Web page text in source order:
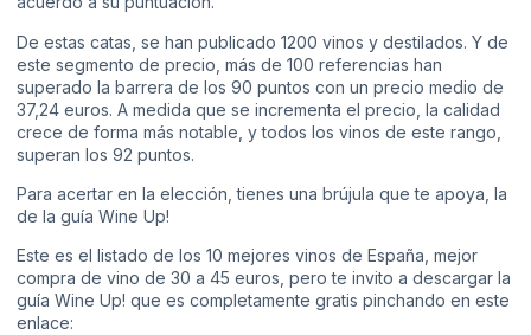
De estas catas, se han publicado 1200 vinos y destilados. Y de
este segmento de precio, más de 100 referencias han
superado la barrera de los 90 puntos con un precio medio de
37,24 euros. A medida que se incrementa el precio, la calidad
crece de forma más notable, y todos los vinos de este rango,
superan los 92 puntos.
Para acertar en la elección, tienes una brújula que te apoya, la
de la guía Wine Up!
Este es el listado de los 10 mejores vinos de España, mejor
compra de vino de 30 a 45 euros, pero te invito a descargar la
guía Wine Up! que es completamente gratis pinchando en este
enlace: